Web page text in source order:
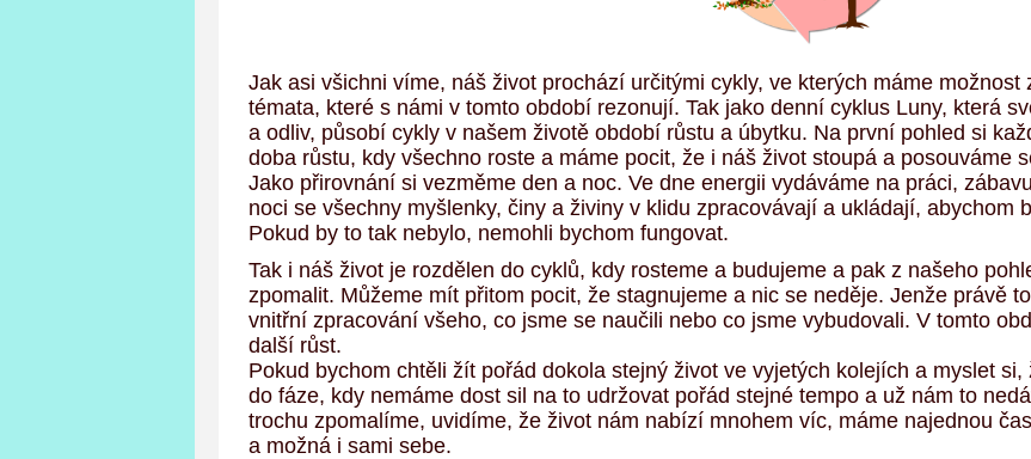
Jak asi všichni víme, náš život prochází určitými cykly, ve kterých máme
témata, které s námi v tomto období rezonují. Tak jako denní cyklus Luny, která
a odliv, působí cykly v našem životě období růstu a úbytku. Na první pohled si
doba růstu, kdy všechno roste a máme pocit, že i náš život stoupá a posouváme
Jako přirovnání si vezměme den a noc. Ve dne energii vydáváme na práci,
noci se všechny myšlenky, činy a živiny v klidu zpracovávají a ukládají, abychom
Pokud by to tak nebylo, nemohli bychom fungovat.
Tak i náš život je rozdělen do cyklů, kdy rosteme a budujeme a pak z našeho
zpomalit. Můžeme mít přitom pocit, že stagnujeme a nic se neděje. Jenže právě
vnitřní zpracování všeho, co jsme se naučili nebo co jsme vybudovali. V tomto
další růst.
Pokud bychom chtěli žít pořád dokola stejný život ve vyjetých kolejích a myslet
do fáze, kdy nemáme dost sil na to udržovat pořád stejné tempo a už nám to
trochu zpomalíme, uvidíme, že život nám nabízí mnohem víc, máme najednou
a možná i sami sebe.